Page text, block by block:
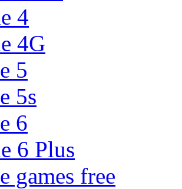
4
4G
5
5s
6
6 Plus
games free